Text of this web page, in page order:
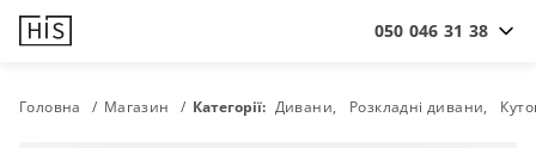
050 046 31 38
Головна Магазин Категорії: Дивани Розкладні дивани